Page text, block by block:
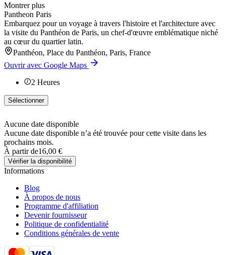
Montrer plus
Pantheon Paris
Embarquez pour un voyage à travers l'histoire et l'architecture avec
la visite du Panthéon de Paris, un chef-d'œuvre emblématique niché
au cœur du quartier latin.
Panthéon, Place du Panthéon, Paris, France
Ouvrir avec Google Maps
2 Heures
Sélectionner
Aucune date disponible
Aucune date disponible n’a été trouvée pour cette visite dans les
prochains mois.
À partir de16,00 €
Vérifier la disponibilité
Informations
Blog
À propos de nous
Programme d'affiliation
Devenir fournisseur
Politique de confidentialité
Conditions générales de vente